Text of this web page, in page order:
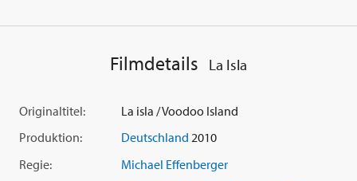
Filmdetails La Isla
Originaltitel:
La isla / Voodoo Island
Produktion:
Deutschland 2010
Regie:
Michael Effenberger